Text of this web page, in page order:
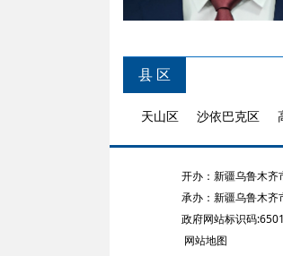
县 区
天山区 沙依巴克区
开办：新疆乌鲁木齐
承办：新疆乌鲁木
政府网站标识码
网站地图